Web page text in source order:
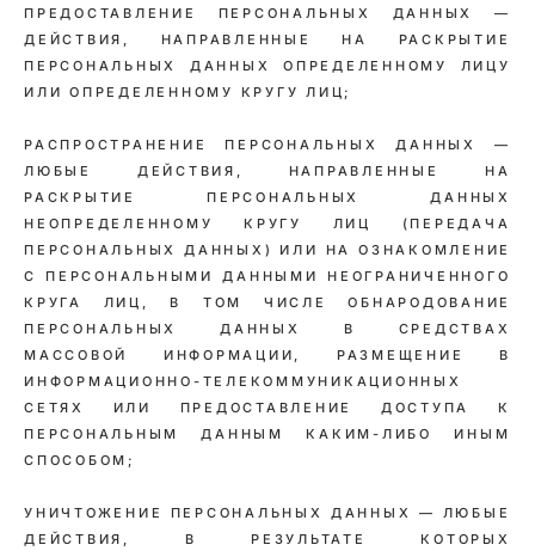
ПРЕДОСТАВЛЕНИЕ ПЕРСОНАЛЬНЫХ ДАННЫХ —
ДЕЙСТВИЯ, НАПРАВЛЕННЫЕ НА РАСКРЫТИЕ
ПЕРСОНАЛЬНЫХ ДАННЫХ ОПРЕДЕЛЕННОМУ ЛИЦУ
ИЛИ ОПРЕДЕЛЕННОМУ КРУГУ ЛИЦ;
РАСПРОСТРАНЕНИЕ ПЕРСОНАЛЬНЫХ ДАННЫХ —
ЛЮБЫЕ ДЕЙСТВИЯ, НАПРАВЛЕННЫЕ НА
РАСКРЫТИЕ ПЕРСОНАЛЬНЫХ ДАННЫХ
НЕОПРЕДЕЛЕННОМУ КРУГУ ЛИЦ (ПЕРЕДАЧА
ПЕРСОНАЛЬНЫХ ДАННЫХ) ИЛИ НА ОЗНАКОМЛЕНИЕ
С ПЕРСОНАЛЬНЫМИ ДАННЫМИ НЕОГРАНИЧЕННОГО
КРУГА ЛИЦ, В ТОМ ЧИСЛЕ ОБНАРОДОВАНИЕ
ПЕРСОНАЛЬНЫХ ДАННЫХ В СРЕДСТВАХ
МАССОВОЙ ИНФОРМАЦИИ, РАЗМЕЩЕНИЕ В
ИНФОРМАЦИОННО-ТЕЛЕКОММУНИКАЦИОННЫХ
СЕТЯХ ИЛИ ПРЕДОСТАВЛЕНИЕ ДОСТУПА К
ПЕРСОНАЛЬНЫМ ДАННЫМ КАКИМ-ЛИБО ИНЫМ
СПОСОБОМ;
УНИЧТОЖЕНИЕ ПЕРСОНАЛЬНЫХ ДАННЫХ — ЛЮБЫЕ
ДЕЙСТВИЯ, В РЕЗУЛЬТАТЕ КОТОРЫХ